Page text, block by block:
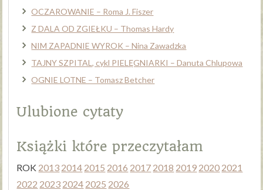
OCZAROWANIE – Roma J. Fiszer
Z DALA OD ZGIEŁKU – Thomas Hardy
NIM ZAPADNIE WYROK – Nina Zawadzka
TAJNY SZPITAL, cykl PIELĘGNIARKI – Danuta Chlupowa
OGNIE LOTNE – Tomasz Betcher
Ulubione cytaty
Książki które przeczytałam
ROK 2013 2014 2015 2016 2017 2018 2019 2020 2021
2022 2023 2024 2025 2026